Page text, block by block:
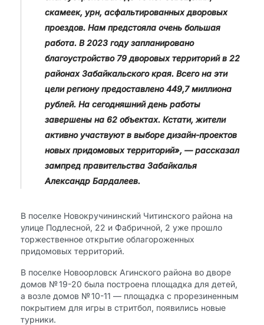
скамеек, урн, асфальтированных дворовых
проездов. Нам предстояла очень большая
работа. В 2023 году запланировано
благоустройство 79 дворовых территорий в 22
районах Забайкальского края. Всего на эти
цели региону предоставлено 449,7 миллиона
рублей. На сегодняшний день работы
завершены на 62 объектах. Кстати, жители
активно участвуют в выборе дизайн-проектов
новых придомовых территорий», — рассказал
зампред правительства Забайкалья
Александр Бардалеев.
В поселке Новокручининский Читинского района на
улице Подлесной, 22 и Фабричной, 2 уже прошло
торжественное открытие облагороженных
придомовых территорий.
В поселке Новоорловск Агинского района во дворе
домов № 19-20 была построена площадка для детей,
а возле домов № 10-11 — площадка с прорезиненным
покрытием для игры в стритбол, появились новые
турники.